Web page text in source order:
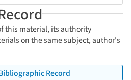
this material, its authority
on the same subject, author's
Record